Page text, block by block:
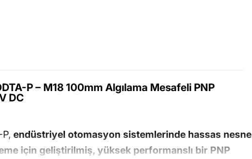
P – M18 100mm Algılama Mesafeli PNP
DC
endüstriyel otomasyon sistemlerinde hassas nesne
için geliştirilmiş, yüksek performanslı bir PNP